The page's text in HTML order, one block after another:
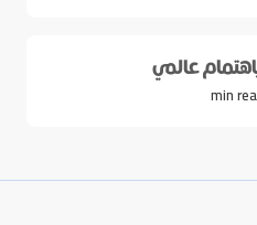
عالمي